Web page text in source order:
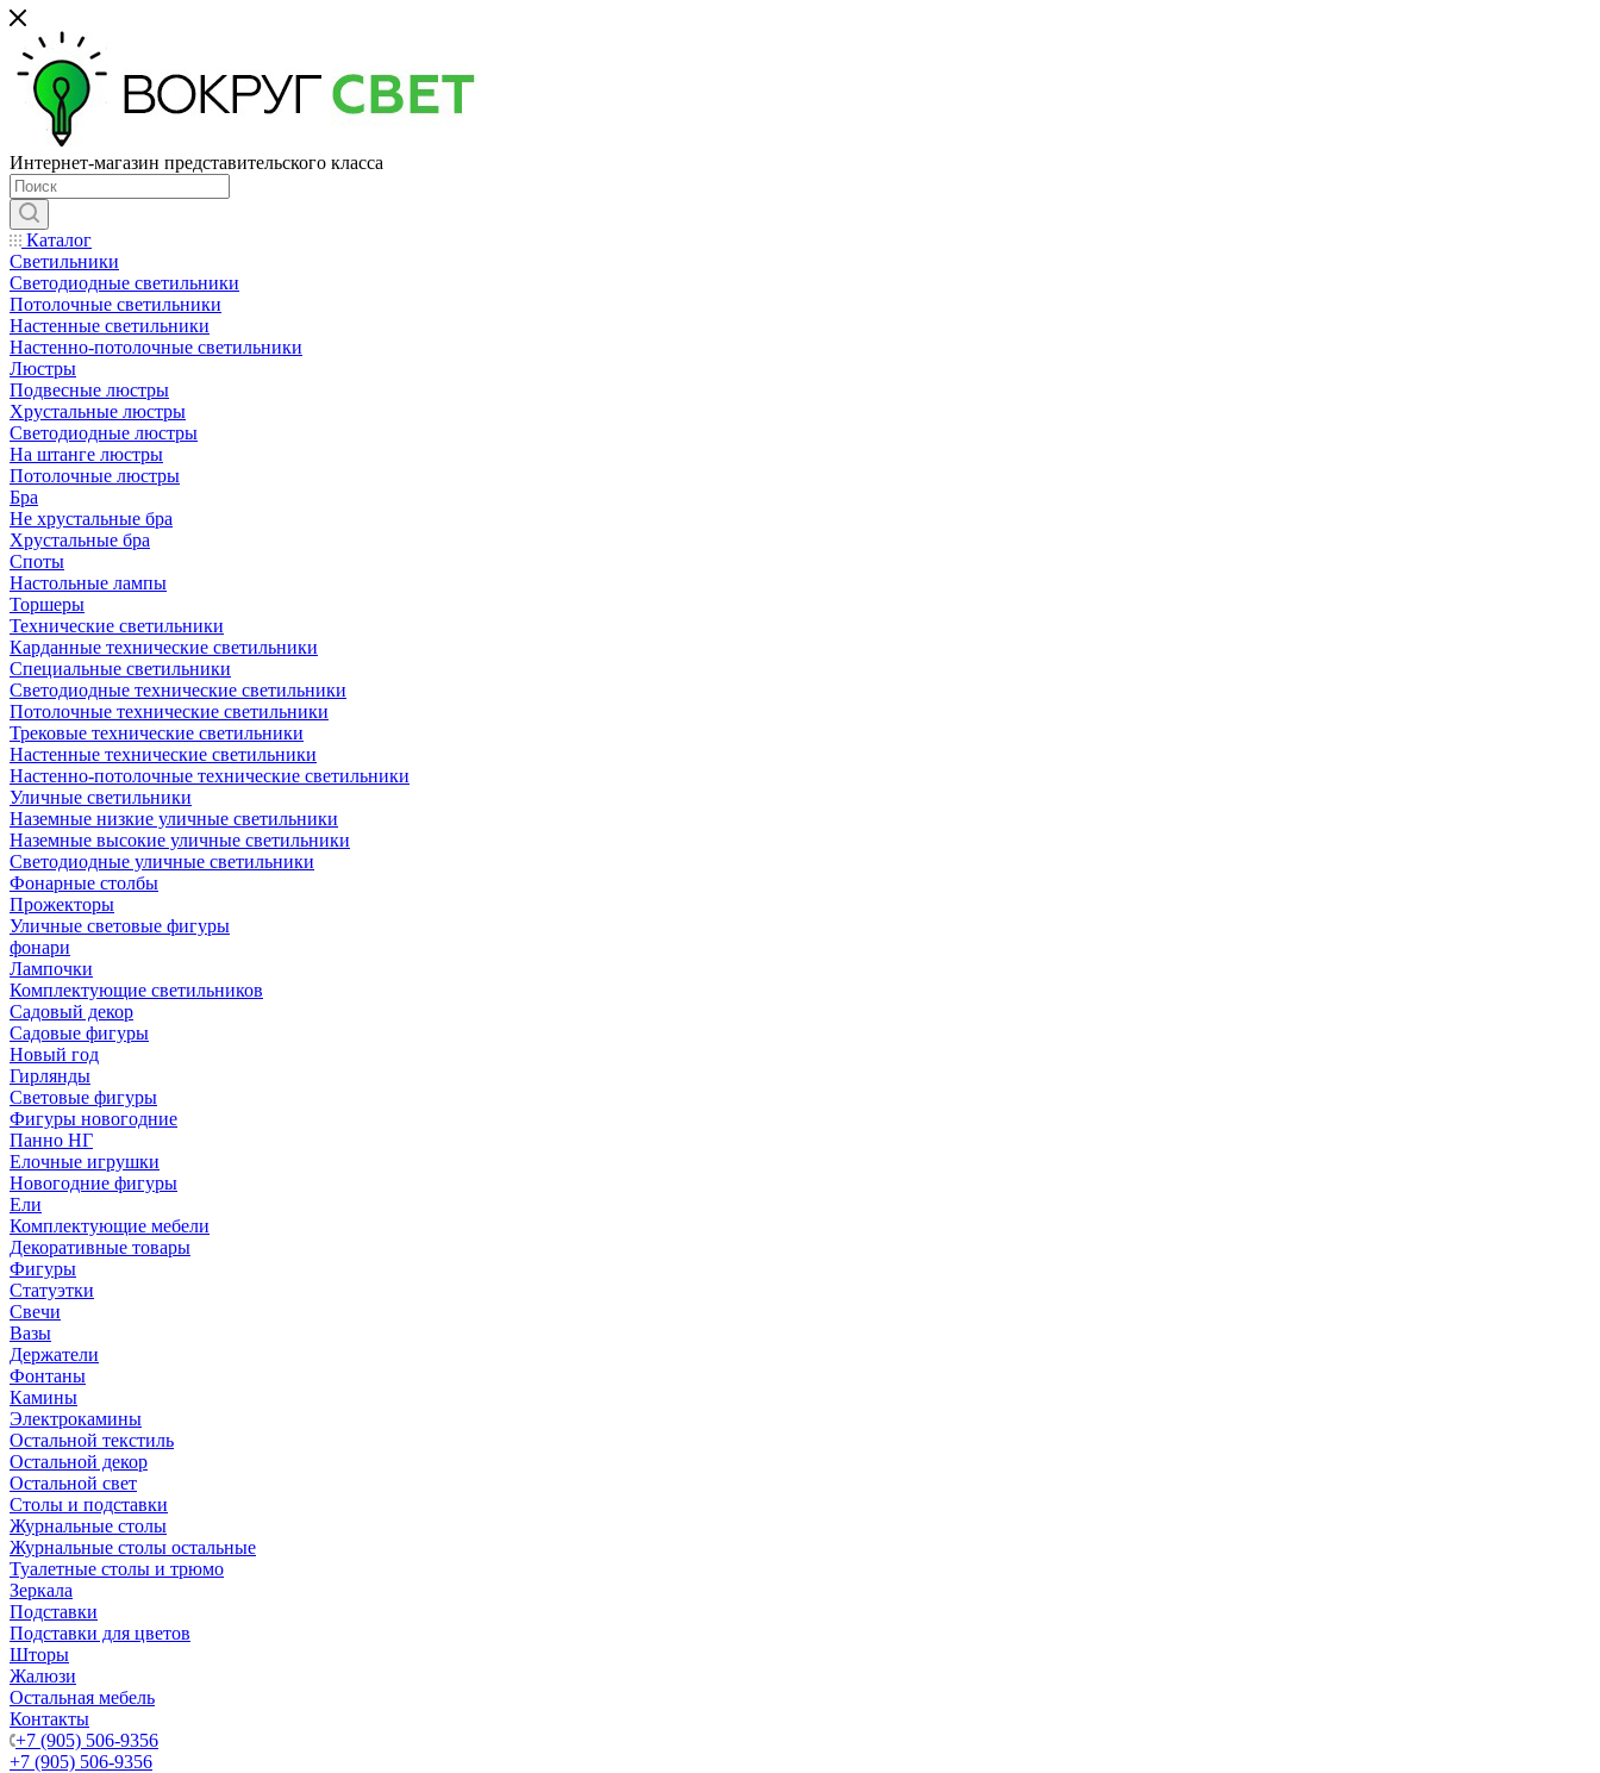
Интернет-магазин представительского класса
Каталог
Светильники
Светодиодные светильники
Потолочные светильники
Настенные светильники
Настенно-потолочные светильники
Люстры
Подвесные люстры
Хрустальные люстры
Светодиодные люстры
На штанге люстры
Потолочные люстры
Бра
Не хрустальные бра
Хрустальные бра
Споты
Настольные лампы
Торшеры
Технические светильники
Карданные технические светильники
Специальные светильники
Светодиодные технические светильники
Потолочные технические светильники
Трековые технические светильники
Настенные технические светильники
Настенно-потолочные технические светильники
Уличные светильники
Наземные низкие уличные светильники
Наземные высокие уличные светильники
Светодиодные уличные светильники
Фонарные столбы
Прожекторы
Уличные световые фигуры
фонари
Лампочки
Комплектующие светильников
Садовый декор
Садовые фигуры
Новый год
Гирлянды
Световые фигуры
Фигуры новогодние
Панно НГ
Елочные игрушки
Новогодние фигуры
Ели
Комплектующие мебели
Декоративные товары
Фигуры
Статуэтки
Свечи
Вазы
Держатели
Фонтаны
Камины
Электрокамины
Остальной текстиль
Остальной декор
Остальной свет
Столы и подставки
Журнальные столы
Журнальные столы остальные
Туалетные столы и трюмо
Зеркала
Подставки
Подставки для цветов
Шторы
Жалюзи
Остальная мебель
Контакты
+7 (905) 506-9356
+7 (905) 506-9356